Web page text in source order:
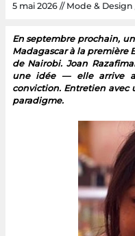
5 mai 2026 // Mode & Design
En septembre prochain,
Madagascar à la
de Nairobi. Joan
une idée — elle arrive
conviction. Entretien avec
paradigme.